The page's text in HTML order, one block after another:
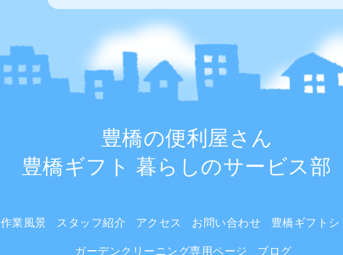
豊橋の便利屋さん
豊橋ギフト 暮らしのサービス
作業風景 スタッフ紹介 アクセス お問い合わせ 豊橋ギフト
ガーデンクリーニング専用ページ ブログ